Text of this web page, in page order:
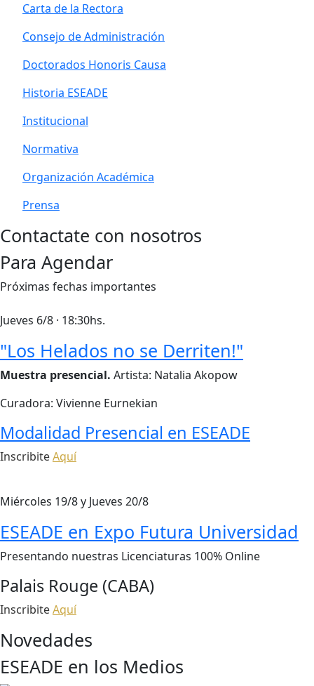
Carta de la Rectora
Consejo de Administración
Doctorados Honoris Causa
Historia ESEADE
Institucional
Normativa
Organización Académica
Prensa
Contactate con nosotros
Para Agendar
Próximas fechas importantes
Jueves 6/8 · 18:30hs.
"Los Helados no se Derriten!"
Muestra presencial. Artista: Natalia Akopow
Curadora: Vivienne Eurnekian
Modalidad Presencial en ESEADE
InscribiteAquí
Miércoles 19/8 y Jueves 20/8
ESEADE en Expo Futura Universidad
Presentando nuestras Licenciaturas 100% Online
Palais Rouge (CABA)
InscribiteAquí
Novedades
ESEADE en los Medios